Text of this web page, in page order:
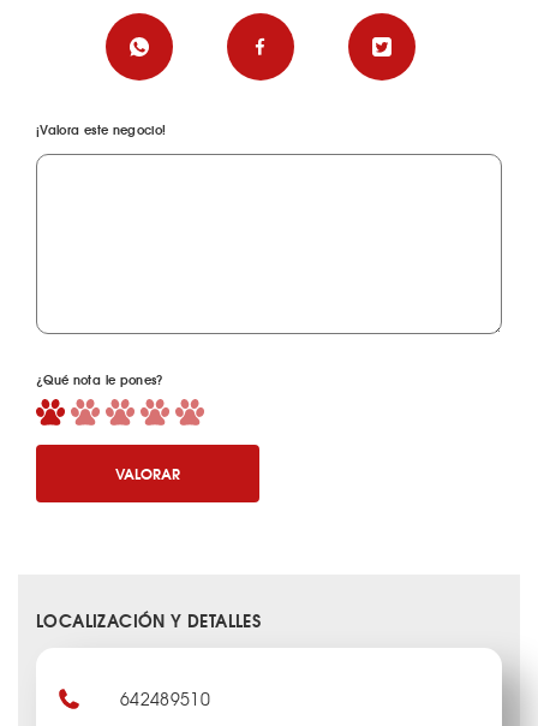
¡Valora este negocio!
¿Qué nota le pones?
VALORAR
LOCALIZACIÓN Y DETALLES
642489510